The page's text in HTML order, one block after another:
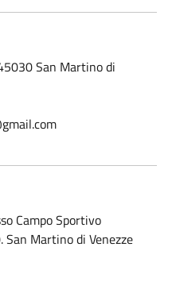
San Martino di
Campo Sportivo
Martino di Venezze